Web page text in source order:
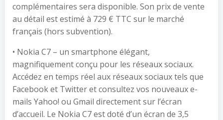
complémentaires sera disponible. Son prix de vente
au détail est estimé à 729 € TTC sur le marché
français (hors subvention).
• Nokia C7 – un smartphone élégant,
magnifiquement conçu pour les réseaux sociaux.
Accédez en temps réel aux réseaux sociaux tels que
Facebook et Twitter et consultez vos nouveaux e-
mails Yahoo! ou Gmail directement sur l’écran
d’accueil. Le Nokia C7 est doté d’un écran de 3,5